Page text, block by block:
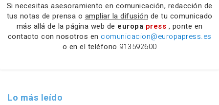
Si necesitas asesoramiento en comunicación, redacción de
tus notas de prensa o ampliar la difusión de tu comunicado
más allá de la página web de europa press , ponte en
contacto con nosotros en comunicacion@europapress.es
o en el teléfono 913592600
Lo más leído